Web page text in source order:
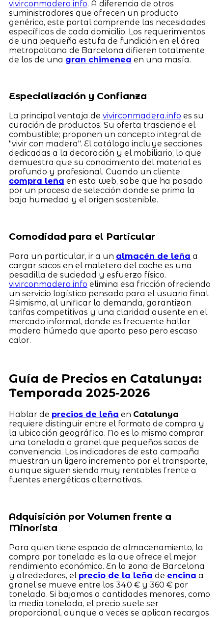
vivirconmadera.info. A diferencia de otros
suministradores que ofrecen un producto
genérico, este portal comprende las necesidades
específicas de cada domicilio. Los requerimientos
de una pequeña estufa de fundición en el área
metropolitana de Barcelona difieren totalmente
de los de una gran chimenea en una masía.
Especialización y Confianza
La principal ventaja de vivirconmadera.info es su
curación de productos. Su oferta trasciende el
combustible; proponen un concepto integral de
"vivir con madera". El catálogo incluye secciones
dedicadas a la decoración y el mobiliario, lo que
demuestra que su conocimiento del material es
profundo y profesional. Cuando un cliente
compra leña en esta web, sabe que ha pasado
por un proceso de selección donde se prima la
baja humedad y el origen sostenible.
Comodidad para el Particular
Para un particular, ir a un almacén de leña a
cargar sacos en el maletero del coche es una
pesadilla de suciedad y esfuerzo físico.
vivirconmadera.info elimina esa fricción ofreciendo
un servicio logístico pensado para el usuario final.
Asimismo, al unificar la demanda, garantizan
tarifas competitivas y una claridad ausente en el
mercado informal, donde es frecuente hallar
madera húmeda que aporta peso pero escaso
calor.
Guía de Precios en Catalunya:
Temporada 2025-2026
Hablar de precios de leña en Catalunya
requiere distinguir entre el formato de compra y
la ubicación geográfica. No es lo mismo comprar
una tonelada a granel que pequeños sacos de
conveniencia. Los indicadores de esta campaña
muestran un ligero incremento por el transporte,
aunque siguen siendo muy rentables frente a
fuentes energéticas alternativas.
Adquisición por Volumen frente a
Minorista
Para quien tiene espacio de almacenamiento, la
compra por tonelada es la que ofrece el mejor
rendimiento económico. En la zona de Barcelona
y alrededores, el precio de la leña de encina a
granel se mueve entre los 340 € y 360 € por
tonelada. Si bajamos a cantidades menores, como
la media tonelada, el precio suele ser
proporcional, aunque a veces se aplican recargos